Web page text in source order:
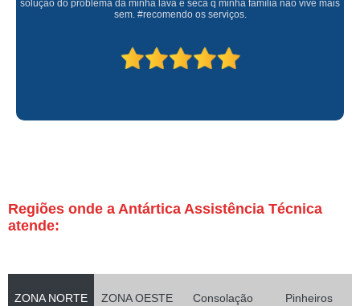
solução do problema da minha lava e seca q minha família não vive mais
sem. #recomendo os serviços.
Regiões onde a Antártica Assistência Técnica
atende:
ZONA NORTE ZONA OESTE Consolação Pinheiros